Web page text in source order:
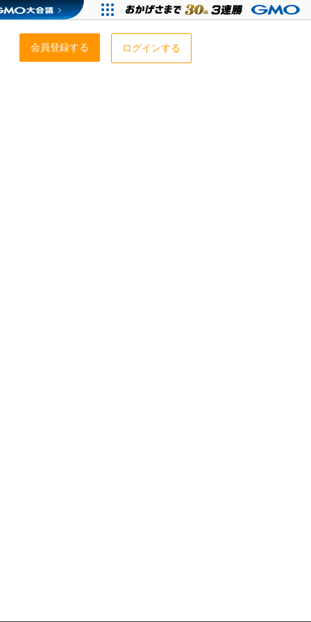
会員登録する ログインする